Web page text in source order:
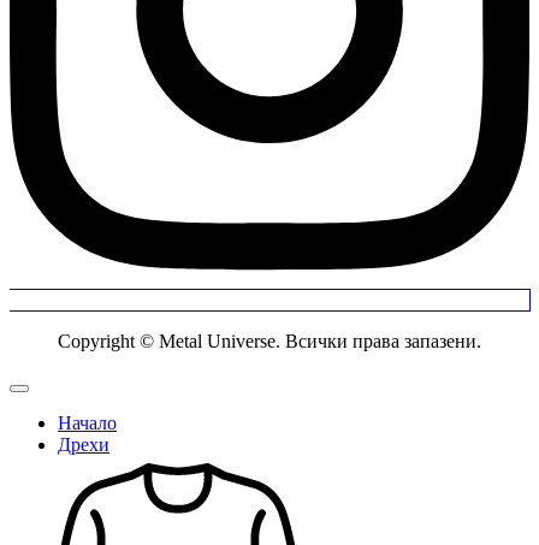
Copyright © Metal Universe. Всички права запазени.
Начало
Дрехи